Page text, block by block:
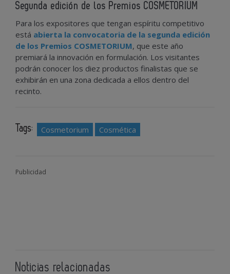
Segunda edición de los Premios COSMETORIUM
Para los expositores que tengan espíritu competitivo
está abierta la convocatoria de la segunda edición
de los Premios COSMETORIUM, que este año
premiará la innovación en formulación. Los visitantes
podrán conocer los diez productos finalistas que se
exhibirán en una zona dedicada a ellos dentro del
recinto.
Tags: Cosmetorium Cosmética
Publicidad
Noticias relacionadas